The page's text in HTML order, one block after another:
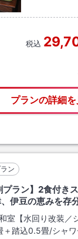
税込
プランの詳細
ン
ラン】2食付き
伊豆の恵みを存
室【水回り改装／
＋踏込0.5畳/シャワ